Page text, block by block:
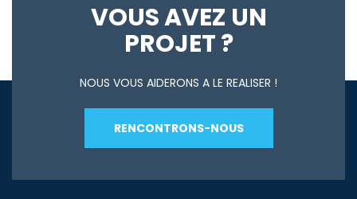
VOUS AVEZ UN
PROJET ?
NOUS VOUS AIDERONS A LE REALISER !
RENCONTRONS-NOUS